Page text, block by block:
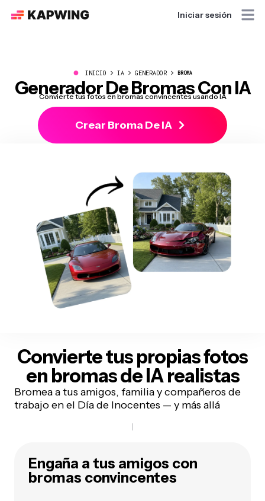
Iniciar sesión
● INICIO IA GENERADOR BROMA
Generador De Bromas Con IA
Convierte tus fotos en bromas convincentes usando IA
Crear Broma De IA
Convierte tus propias fotos
en bromas de IA realistas
Bromea a tus amigos, familia y compañeros de
trabajo en el Día de Inocentes — y más allá
Engaña a tus amigos con
bromas convincentes